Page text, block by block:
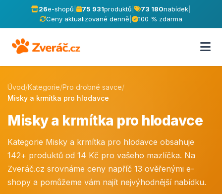
26e-shopů 75 931produktů 73 180nabídek
Ceny aktualizované denně
100 % zdarma
Úvod/Kategorie/Pro drobné savce/
Misky a krmítka pro hlodavce
Misky a krmítka pro hlodavce
Kategorie Misky a krmítka pro hlodavce obsahuje
142+ produktů od 14 Kč pro vašeho mazlíčka. Na
Zveráč.cz srovnáme ceny napříč 13 ověřenými e-
shopy a pomůžeme vám najít nejvýhodnější nabídku.